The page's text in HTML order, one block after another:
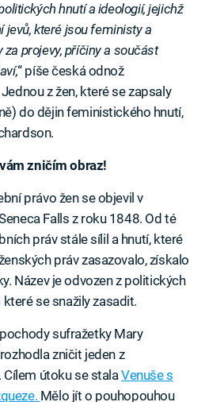
hnutí a ideologií, jejichž
jevů, které jsou feministy a
projevy, příčiny a součást
“ píše česká odnož
z žen, které se zapsaly
do dějin feministického hnutí,
zničím obraz!
právo žen se objevil v
Falls z roku 1848. Od té
práv stále sílil a hnutí, které
práv zasazovalo, získalo
Název je odvozen z politických
se snažily zasadit.
sufražetky Mary
zničit jeden z
Cílem útoku se stalaVenuše s
Mělo jít o pouhopouhou